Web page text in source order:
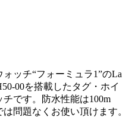
ッチ“フォーミュラ1”のLa
00を搭載したタグ・ホイ
です。防水性能は100m
問題なくお使い頂けます。